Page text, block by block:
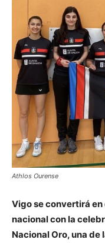
Athlos Ourense
Vigo seconvertirá en
nacional con la
Nacional Oro, una